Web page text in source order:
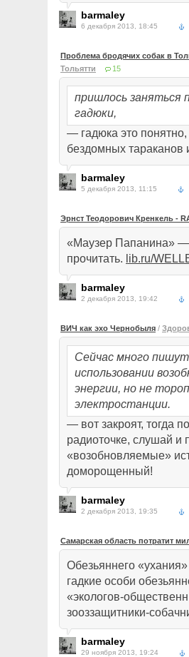
barmaley
6 декабря 2013, 18:45
Проблема бродячих собак в
Тольятти
15
пришлось заняться
гадюки,
— гадюка это
бездомных тараканов
barmaley
5 декабря 2013, 11:15
Эрнст Теодорович Кренкель -
«Маузер Папанина»
прочитать. lib.ru/
barmaley
2 декабря 2013, 19:42
ВИЧ как эхо Чернобыля /
Сейчас много
использовании
энергии, но не
электростанции.
— вот закроят, тогда
радиоточке, слушай
«возобновляемые»
доморощенный!
barmaley
2 декабря 2013, 19:35
Самарская область потратит
Обезьяннего
гадкие особи
«экологов-
зооззащитники-
barmaley
29 ноября 2013, 19:24